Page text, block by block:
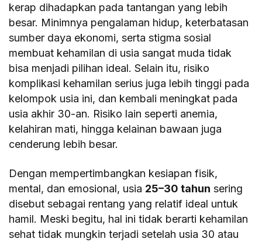
kerap dihadapkan pada tantangan yang lebih
besar. Minimnya pengalaman hidup, keterbatasan
sumber daya ekonomi, serta stigma sosial
membuat kehamilan di usia sangat muda tidak
bisa menjadi pilihan ideal. Selain itu, risiko
komplikasi kehamilan serius juga lebih tinggi pada
kelompok usia ini, dan kembali meningkat pada
usia akhir 30-an. Risiko lain seperti anemia,
kelahiran mati, hingga kelainan bawaan juga
cenderung lebih besar.
Dengan mempertimbangkan kesiapan fisik,
mental, dan emosional, usia 25–30 tahun sering
disebut sebagai rentang yang relatif ideal untuk
hamil. Meski begitu, hal ini tidak berarti kehamilan
sehat tidak mungkin terjadi setelah usia 30 atau